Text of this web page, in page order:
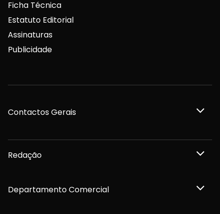
Ficha Técnica
Estatuto Editorial
Assinaturas
Publicidade
Contactos Gerais
Redação
Departamento Comercial